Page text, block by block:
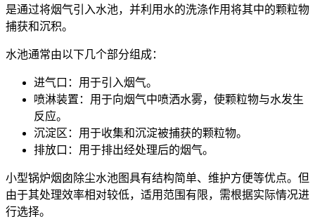
是通过将烟气引入水池，并利用水的洗涤作用将其中的颗粒物
捕获和沉积。
水池通常由以下几个部分组成：
进气口：用于引入烟气。
喷淋装置：用于向烟气中喷洒水雾，使颗粒物与水发生
反应。
沉淀区：用于收集和沉淀被捕获的颗粒物。
排放口：用于排出经处理后的烟气。
小型锅炉烟囱除尘水池图具有结构简单、维护方便等优点。但
由于其处理效率相对较低，适用范围有限，需根据实际情况进
行选择。